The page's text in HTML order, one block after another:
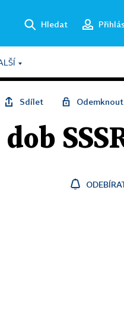
Hledat
Sdílet